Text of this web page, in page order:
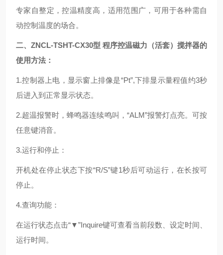
专家自整定，控温精度高，适用范围广，可用于各种需自
动控制温度的场合。
二、 ZNCL-TSHT-CX30型 程序控温磁力（活套） 搅拌器的
使用方法 ：
1.控制器上电，显示窗上排像是“Pt”,下排显示量程值约3秒
后进入到正常显示状态。
2.超温报警时，蜂鸣器连续鸣叫，“ALM”报警灯点亮。可按
任意键消音。
3.运行和停止：
开机处在停止状态下按“R/S”键1秒后可动运行，在长按可
停止。
4.查询功能：
在运行状态点击“▼”Inquire键可查看当前段数、设定时间、
运行时间。